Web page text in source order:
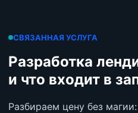
СВЯЗАННАЯ УСЛУГА
Разработка
и что входит в
Разбираем цену без